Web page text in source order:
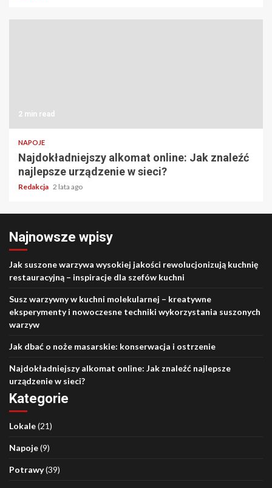
2 min read
NAPOJE
Najdokładniejszy alkomat online: Jak znaleźć
najlepsze urządzenie w sieci?
Redakcja 2 lata ago
Najnowsze wpisy
Jak suszone warzywa wysokiej jakości rewolucjonizują kuchnię
restauracyjną – inspiracje dla szefów kuchni
Susz warzywny w kuchni molekularnej – kreatywne
eksperymenty i nowoczesne techniki wykorzystania suszonych
warzyw
Jak dbać o noże masarskie: konserwacja i ostrzenie
Najdokładniejszy alkomat online: Jak znaleźć najlepsze
urządzenie w sieci?
Kategorie
Lokale(21)
Napoje(9)
Potrawy(39)